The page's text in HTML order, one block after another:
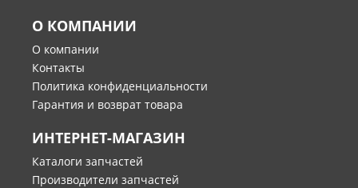
О КОМПАНИИ
О компании
Контакты
Политика конфиденциальности
Гарантия и возврат товара
ИНТЕРНЕТ-МАГАЗИН
Каталоги запчастей
Производители запчастей